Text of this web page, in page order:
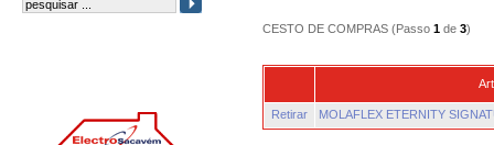
CESTO DE COMPRAS (Passo 1de 3)
Retirar MOLAFLEX ETERNITY